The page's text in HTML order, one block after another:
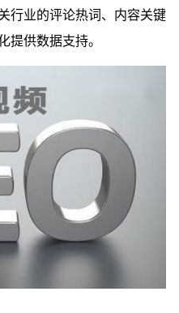
行业的评论热词、内容关键
提供数据支持。